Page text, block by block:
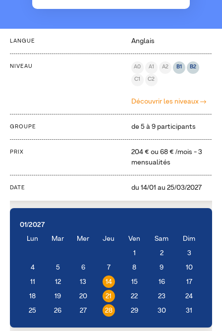
LANGUE Anglais
NIVEAU A0 A1 A2 B1 B2
C1 C2
Découvrir les niveaux
GROUPE de 5 à 9 participants
PRIX 204 € ou 68 € /mois - 3
mensualités
DATE du 14/01 au 25/03/2027
01/2027
Lun
Mar Mer Jeu Ven Sam Dim
1 2 3
4 5 6 7 8 9 10
11 12 13 14 15 16 17
18 19 20 21 22 23 24
25 26 27 28 29 30 31